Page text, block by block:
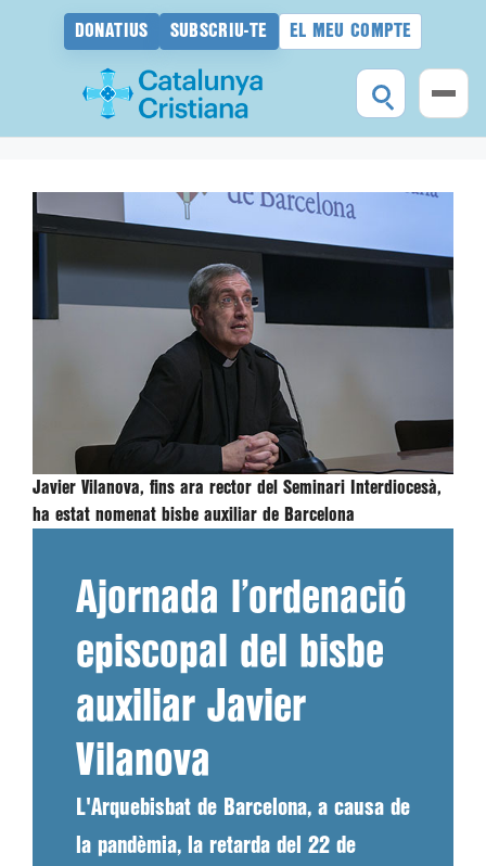
DONATIUS SUBSCRIU-TE EL MEU COMPTE
Javier Vilanova, fins ara rector del Seminari Interdiocesà,
ha estat nomenat bisbe auxiliar de Barcelona
Ajornada l’ordenació
episcopal del bisbe
auxiliar Javier
Vilanova
L'Arquebisbat de Barcelona, a causa de
la pandèmia, la retarda del 22 de